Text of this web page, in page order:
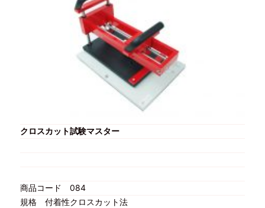
クロスカット試験マスター
商品コード
084
規格
付着性クロスカット法